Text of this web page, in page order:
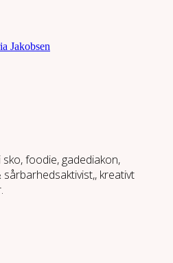
Jakobsen
foodie, gadediakon,
kreativt